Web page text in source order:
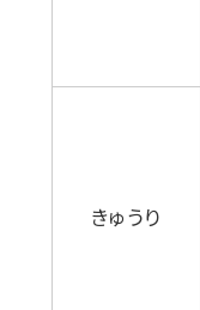
きゅうり